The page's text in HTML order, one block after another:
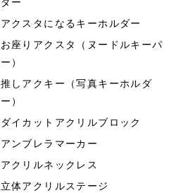
アクスタになるキーホルダー
お座りアクスタ（ヌードルキーパ
ー）
推しアクキー（写真キーホルダ
ー）
ダイカットアクリルブロック
アンブレラマーカー
アクリルネックレス
立体アクリルステージ